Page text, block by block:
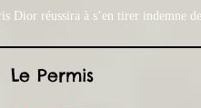
Dior réussira à s’en tirer indemne
Le Permis